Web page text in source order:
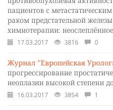
пациентов с
раком предстательной
химиотерапии:
17.03.2017 3816 0
Журнал "Европейская
прогрессирование
неоплазии высокой степени
16.03.2017 3854 1